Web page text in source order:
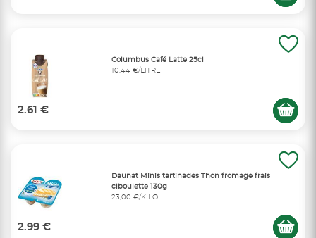
Columbus Café Latte 25cl
10,44 €/LITRE
2.61 €
Daunat Minis tartinades Thon fromage frais
ciboulette 130g
23,00 €/KILO
2.99 €